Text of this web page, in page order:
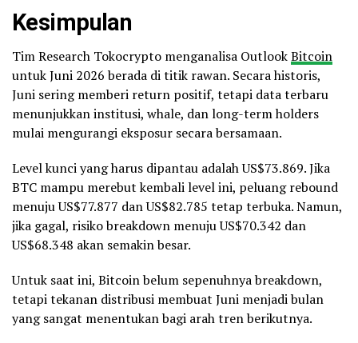
Kesimpulan
Tim Research Tokocrypto menganalisa OutlookBitcoin
untuk Juni 2026 berada di titik rawan. Secara historis,
Juni sering memberi return positif, tetapi data terbaru
menunjukkan institusi, whale, dan long-term holders
mulai mengurangi eksposur secara bersamaan.
Level kunci yang harus dipantau adalah US$73.869. Jika
BTC mampu merebut kembali level ini, peluang rebound
menuju US$77.877 dan US$82.785 tetap terbuka. Namun,
jika gagal, risiko breakdown menuju US$70.342 dan
US$68.348 akan semakin besar.
Untuk saat ini, Bitcoin belum sepenuhnya breakdown,
tetapi tekanan distribusi membuat Juni menjadi bulan
yang sangat menentukan bagi arah tren berikutnya.